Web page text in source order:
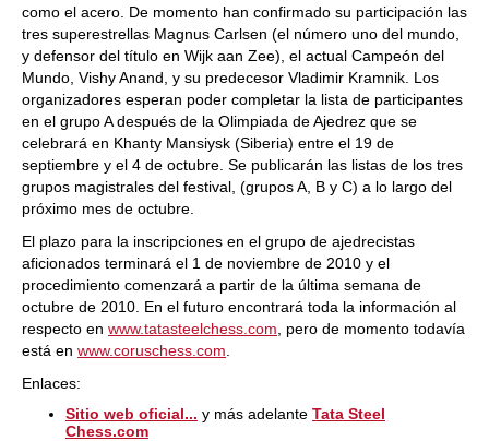
como el acero. De momento han confirmado su participación las
tres superestrellas Magnus Carlsen (el número uno del mundo,
y defensor del título en Wijk aan Zee), el actual Campeón del
Mundo, Vishy Anand, y su predecesor Vladimir Kramnik. Los
organizadores esperan poder completar la lista de participantes
en el grupo A después de la Olimpiada de Ajedrez que se
celebrará en Khanty Mansiysk (Siberia) entre el 19 de
septiembre y el 4 de octubre. Se publicarán las listas de los tres
grupos magistrales del festival, (grupos A, B y C) a lo largo del
próximo mes de octubre.
El plazo para la inscripciones en el grupo de ajedrecistas
aficionados terminará el 1 de noviembre de 2010 y el
procedimiento comenzará a partir de la última semana de
octubre de 2010. En el futuro encontrará toda la información al
respecto en www.tatasteelchess.com , pero de momento todavía
está en www.coruschess.com
Enlaces:
Sitio web oficial... y más adelante Tata Steel
Chess.com